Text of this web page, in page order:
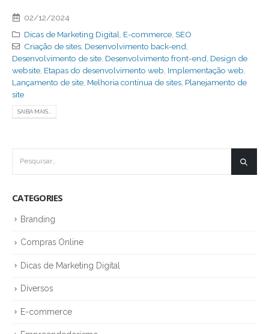
02/12/2024
Dicas de Marketing Digital E-commerce, SEO
Criação de sites, Desenvolvimento back-end
Desenvolvimento de site Desenvolvimento front-end Design de
website Etapas do desenvolvimento web Implementação web
Lançamento de site Melhoria contínua de sites Planejamento de
site
SAIBA MAIS...
CATEGORIES
Branding
Compras Online
Dicas de Marketing Digital
Diversos
E-commerce